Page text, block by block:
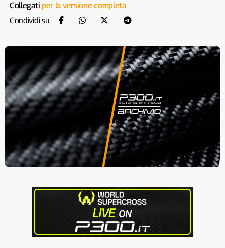
Collegati per la versione completa
Condividi su